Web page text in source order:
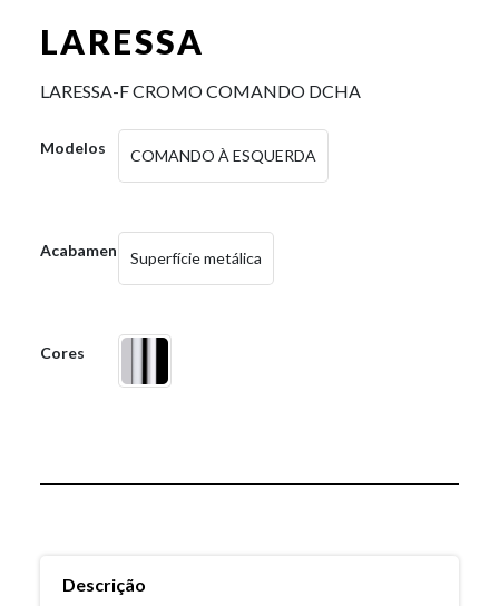
LARESSA
LARESSA-F CROMO COMANDO DCHA
Modelos COMANDO À ESQUERDA
AcabamentosSuperfície metálica
Cores
Descrição